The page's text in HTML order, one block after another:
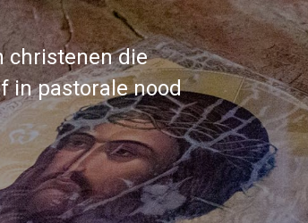
christenen die
in pastorale nood